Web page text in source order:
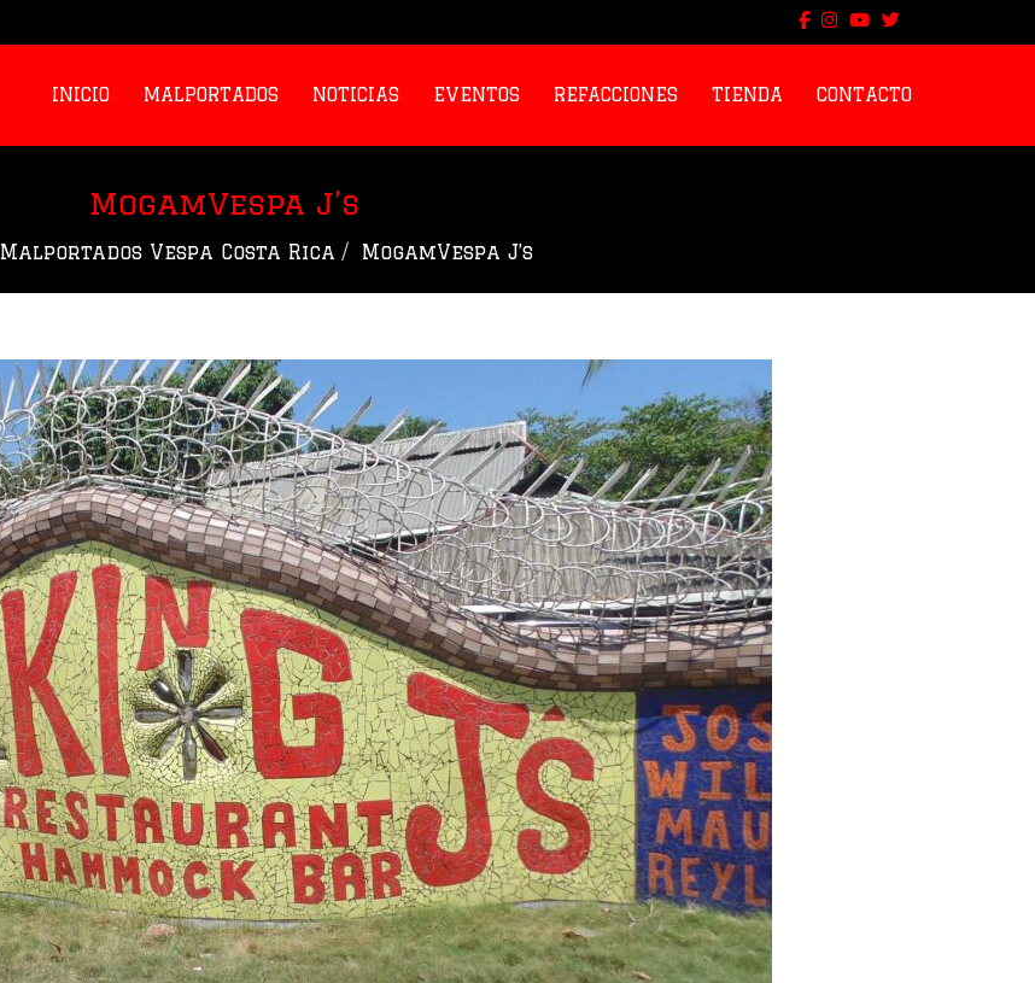
INICIO MALPORTADOS NOTICIAS EVENTOS REFACCIONES TIENDA CONTACTO
MogamVespa J’s
Malportados Vespa Costa Rica MogamVespa J’s